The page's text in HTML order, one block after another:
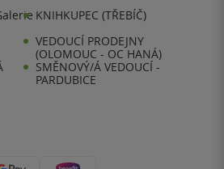
KNIHKUPEC (TŘEBÍČ)
VEDOUCÍ PRODEJNY
(OLOMOUC - OC HANÁ)
SMĚNOVÝ/Á VEDOUCÍ -
PARDUBICE